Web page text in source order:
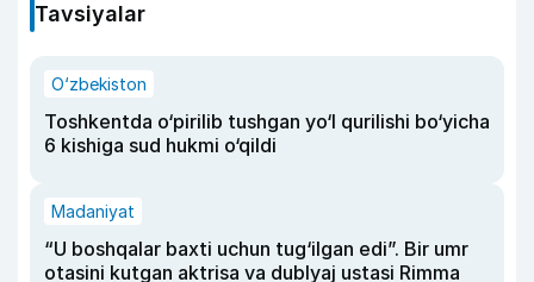
Tavsiyalar
O‘zbekiston
Toshkentda o‘pirilib tushgan yo‘l qurilishi bo‘yicha
6 kishiga sud hukmi o‘qildi
Madaniyat
“U boshqalar baxti uchun tug‘ilgan edi”. Bir umr
otasini kutgan aktrisa va dublyaj ustasi Rimma